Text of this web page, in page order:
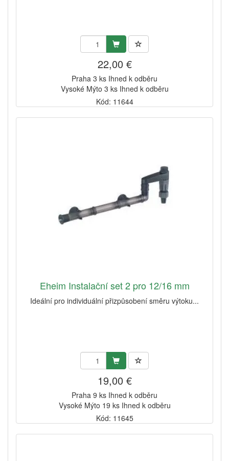
22,00 €
Praha 3 ks Ihned k odběru
Vysoké Mýto 3 ks Ihned k odběru
Kód: 11644
Eheim Instalační set 2 pro 12/16 mm
Ideální pro individuální přizpůsobení směru výtoku...
19,00 €
Praha 9 ks Ihned k odběru
Vysoké Mýto 19 ks Ihned k odběru
Kód: 11645